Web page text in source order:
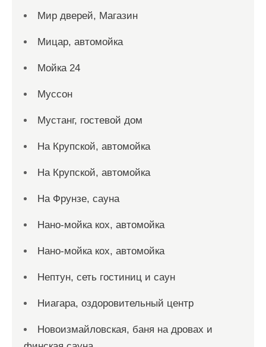
Мир дверей, Магазин
Мицар, автомойка
Мойка 24
Муссон
Мустанг, гостевой дом
На Крупской, автомойка
На Крупской, автомойка
На Фрунзе, сауна
Нано-мойка кох, автомойка
Нано-мойка кох, автомойка
Нептун, сеть гостиниц и саун
Ниагара, оздоровительный центр
Новоизмайловская, баня на дровах и